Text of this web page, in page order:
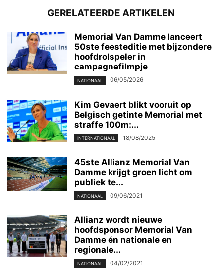
GERELATEERDE ARTIKELEN
Memorial Van Damme lanceert
50ste feesteditie met bijzondere
hoofdrolspeler in
campagnefilmpje
NATIONAAL 06/05/2026
Kim Gevaert blikt vooruit op
Belgisch getinte Memorial met
straffe 100m:...
INTERNATIONAAL 18/08/2025
45ste Allianz Memorial Van
Damme krijgt groen licht om
publiek te...
NATIONAAL 09/06/2021
Allianz wordt nieuwe
hoofdsponsor Memorial Van
Damme én nationale en
regionale...
NATIONAAL 04/02/2021